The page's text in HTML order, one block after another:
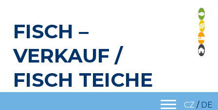
FISCH –
VERKAUF /
FISCH TEICHE
CZ / DE